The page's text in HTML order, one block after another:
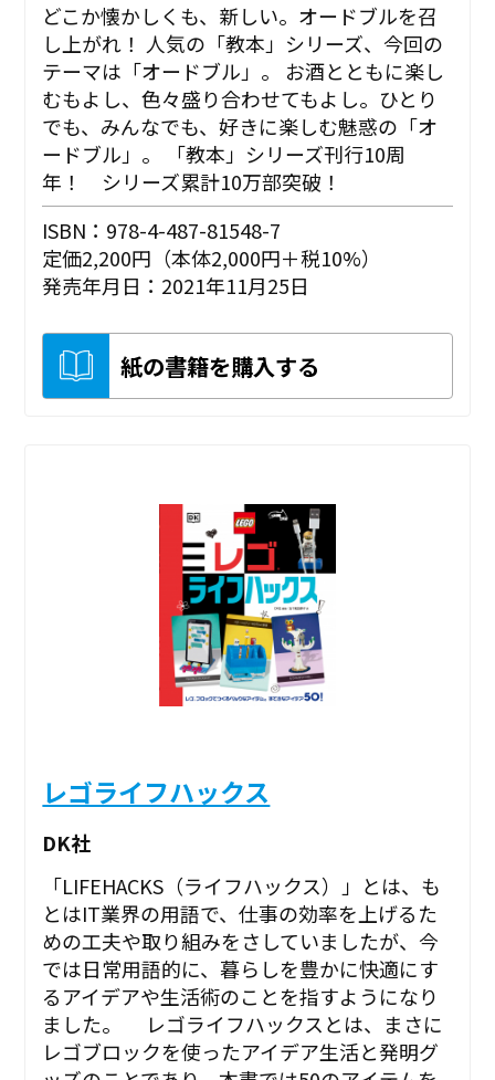
どこか懐かしくも、新しい。オードブルを召
し上がれ！ 人気の「教本」シリーズ、今回の
テーマは「オードブル」。 お酒とともに楽し
むもよし、色々盛り合わせてもよし。ひとり
でも、みんなでも、好きに楽しむ魅惑の「オ
ードブル」。 「教本」シリーズ刊行10周
年！ シリーズ累計10万部突破！
ISBN：978-4-487-81548-7
定価2,200円（本体2,000円＋税10%）
発売年月日：2021年11月25日
紙の書籍を購入する
レゴライフハックス
DK社
「LIFEHACKS（ライフハックス）」とは、も
とはIT業界の用語で、仕事の効率を上げるた
めの工夫や取り組みをさしていましたが、今
では日常用語的に、暮らしを豊かに快適にす
るアイデアや生活術のことを指すようになり
ました。 レゴライフハックスとは、まさに
レゴブロックを使ったアイデア生活と発明グ